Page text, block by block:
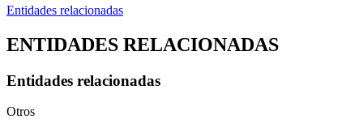
Entidades relacionadas
ENTIDADES RELACIONADAS
Entidades relacionadas
Otros